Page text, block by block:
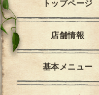
トップページ
店舗情報
基本メニュー